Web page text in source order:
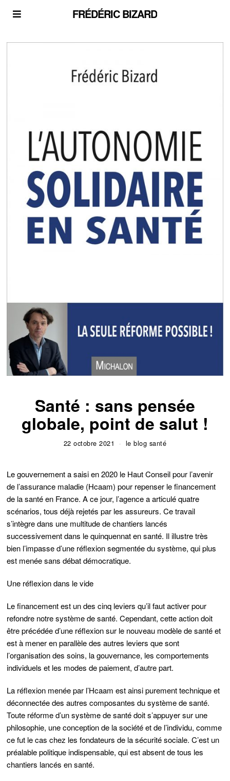
FRÉDÉRIC BIZARD
Santé : sans pensée
globale, point de salut !
22 octobre 2021 le blog santé
Le gouvernement a saisi en 2020 le Haut Conseil pour l’avenir
de l’assurance maladie (Hcaam) pour repenser le financement
de la santé en France. A ce jour, l’agence a articulé quatre
scénarios, tous déjà rejetés par les assureurs. Ce travail
s’intègre dans une multitude de chantiers lancés
successivement dans le quinquennat en santé. Il illustre très
bien l’impasse d’une réflexion segmentée du système, qui plus
est menée sans débat démocratique.
Une réflexion dans le vide
Le financement est un des cinq leviers qu’il faut activer pour
refondre notre système de santé. Cependant, cette action doit
être précédée d’une réflexion sur le nouveau modèle de santé et
est à mener en parallèle des autres leviers que sont
l’organisation des soins, la gouvernance, les comportements
individuels et les modes de paiement, d’autre part.
La réflexion menée par l’Hcaam est ainsi purement technique et
déconnectée des autres composantes du système de santé.
Toute réforme d’un système de santé doit s’appuyer sur une
philosophie, une conception de la société et de l’individu, comme
ce fut le cas chez les fondateurs de la sécurité sociale. C’est un
préalable politique indispensable, qui est absent de tous les
chantiers lancés en santé.